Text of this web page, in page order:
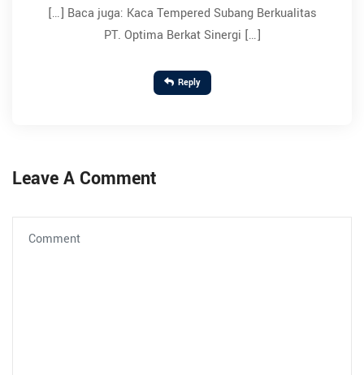
[…] Baca juga: Kaca Tempered Subang Berkualitas
PT. Optima Berkat Sinergi […]
Reply
Leave A Comment